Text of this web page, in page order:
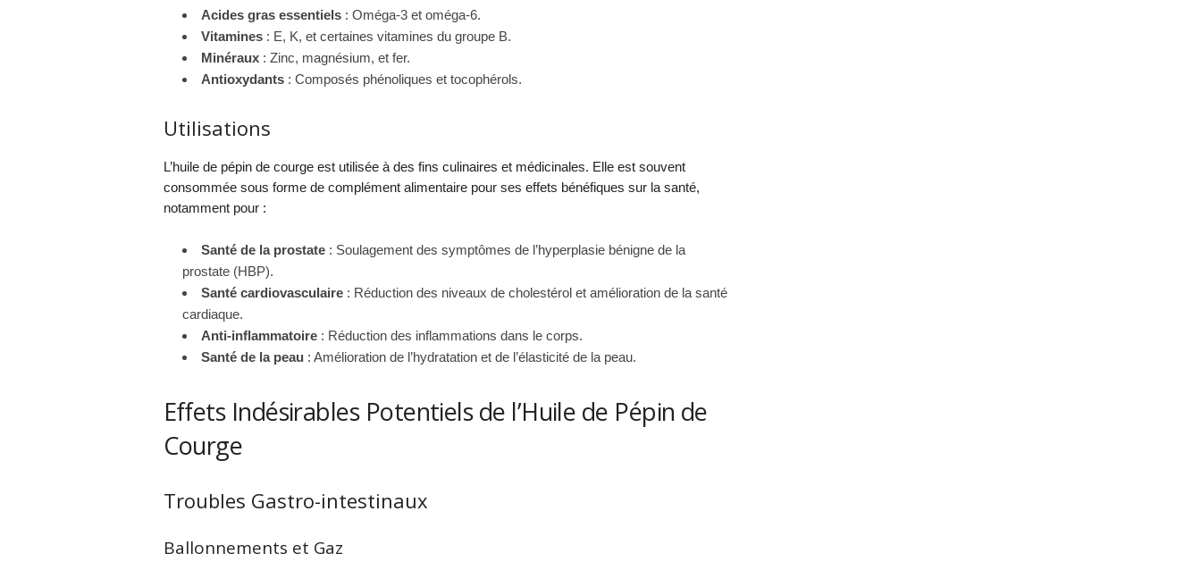
Acides gras essentiels: Oméga-3 et oméga-6.
Vitamines: E, K, et certaines vitamines du groupe B.
Minéraux: Zinc, magnésium, et fer.
Antioxydants: Composés phénoliques et tocophérols.
Utilisations
L’huile de pépin de courge est utilisée à des fins culinaires et médicinales. Elle est souvent
consommée sous forme de complément alimentaire pour ses effets bénéfiques sur la santé,
notamment pour :
Santé de la prostate: Soulagement des symptômes de l’hyperplasie bénigne de la
prostate (HBP).
Santé cardiovasculaire: Réduction des niveaux de cholestérol et amélioration de la santé
cardiaque.
Anti-inflammatoire: Réduction des inflammations dans le corps.
Santé de la peau : Amélioration de l’hydratation et de l’élasticité de la peau.
Effets Indésirables Potentiels de l’Huile de Pépin de
Courge
Troubles Gastro-intestinaux
Ballonnements et Gaz